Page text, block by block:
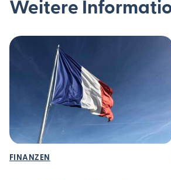
Weitere
FINANZEN